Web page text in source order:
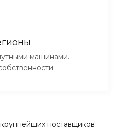
машинами.
поставщиков